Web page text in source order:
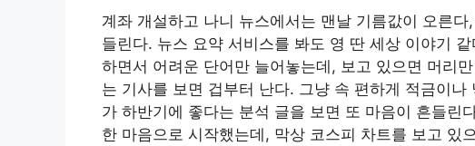
계좌 개설하고 나니 뉴스에서는 맨날 기름값이 오른
들린다. 뉴스 요약 서비스를 봐도 영 딴 세상 이야기
하면서 어려운 단어만 늘어놓는데, 보고 있으면 머리
는 기사를 보면 겁부터 난다. 그냥 속 편하게 적금이
가 하반기에 좋다는 분석 글을 보면 또 마음이 흔들린
한 마음으로 시작했는데, 막상 코스피 차트를 보고 있